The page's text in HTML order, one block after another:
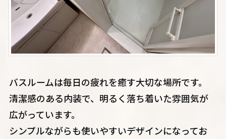
バスルームは毎日の疲れを癒す大切な場所です。
清潔感のある内装で、明るく落ち着いた雰囲気が
広がっています。
シンプルながらも使いやすいデザインになってお